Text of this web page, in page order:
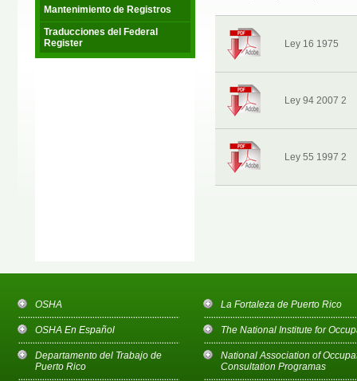
Mantenimiento de Registros
Traducciones del Federal
Register
Ley 16 1975
Ley 94 2007 2
Ley 55 1997 2
OSHA
OSHA En Español
Departamento del Trabajo de
Puerto Rico
La Fortaleza de Puerto Rico
The National Institute for
National Association of
Consultation Programas